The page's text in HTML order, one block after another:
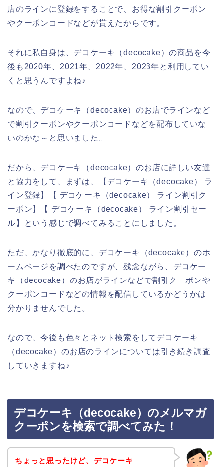
店のラインに登録をすることで、お得な割引クーポン
やクーポンコードなどが貰えたからです。
それに私自身は、デコケーキ（decocake）の商品を今
後も2020年、2021年、2022年、2023年と利用してい
くと思うんですよね♪
なので、デコケーキ（decocake）のお店でラインなど
で割引クーポンやクーポンコードなどを配布していな
いのかな～と思いました。
だから、デコケーキ（decocake）のお店に詳しい友達
と協力をして、まずは、【デコケーキ（decocake） ラ
イン登録】【 デコケーキ（decocake） ライン割引ク
ーポン】【 デコケーキ（decocake） ライン割引セー
ル】という感じで調べてみることにしました。
ただ、かなり徹底的に、デコケーキ（decocake）のホ
ームページを調べたのですが、残念ながら、デコケー
キ（decocake）のお店がラインなどで割引クーポンや
クーポンコードなどの情報を配信しているかどうかは
分かりませんでした。
なので、今後も色々とネット検索をしてデコケーキ
（decocake）のお店のラインについては引き続き調査
していきますね♪
デコケーキ（decocake）のメルマガ
クーポンを検索で調べてみた！
ちょっと思ったけど、デコケーキ